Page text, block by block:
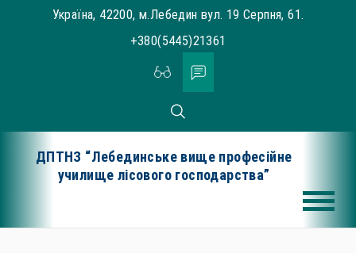
Україна, 42200, м.Лебедин вул. 19 Серпня, 61.
+380(5445)21361
ДПТНЗ “Лебединське вище професійне
училище лісового господарства”